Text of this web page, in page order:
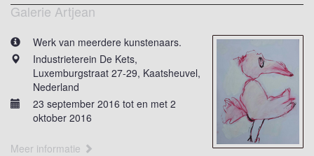
Galerie Artjean
Werk van meerdere kunstenaars.
Industrieterein De Kets,
Luxemburgstraat 27-29, Kaatsheuvel,
Nederland
23 september 2016 tot en met 2
oktober 2016
Meer informatie